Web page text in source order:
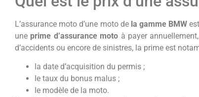
L’assurance moto d’une moto de la gamme BMW
une prime d’assurance moto à payer
d’accidents ou encore de sinistres, la prime est
la date d’acquisition du permis ;
le taux du bonus malus ;
le modèle de la moto.